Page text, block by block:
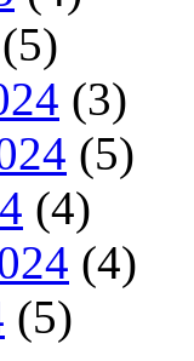
(5)
(3)
(5)
(4)
(4)
(5)